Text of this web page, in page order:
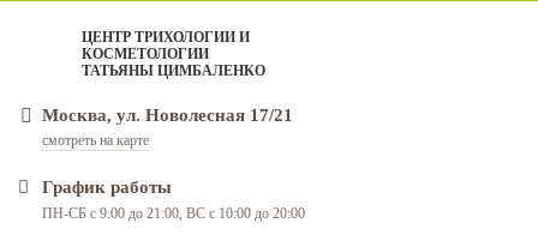
ЦЕНТР ТРИХОЛОГИИ И
КОСМЕТОЛОГИИ
ТАТЬЯНЫ ЦИМБАЛЕНКО
Москва, ул. Новолесная 17/21
смотреть на карте
График работы
ПН-СБ с 9:00 до 21:00, ВС с 10:00 до 20:00